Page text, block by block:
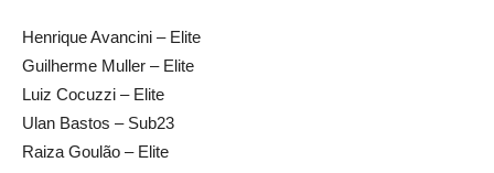
Henrique Avancini – Elite
Guilherme Muller – Elite
Luiz Cocuzzi – Elite
Ulan Bastos – Sub23
Raiza Goulão – Elite